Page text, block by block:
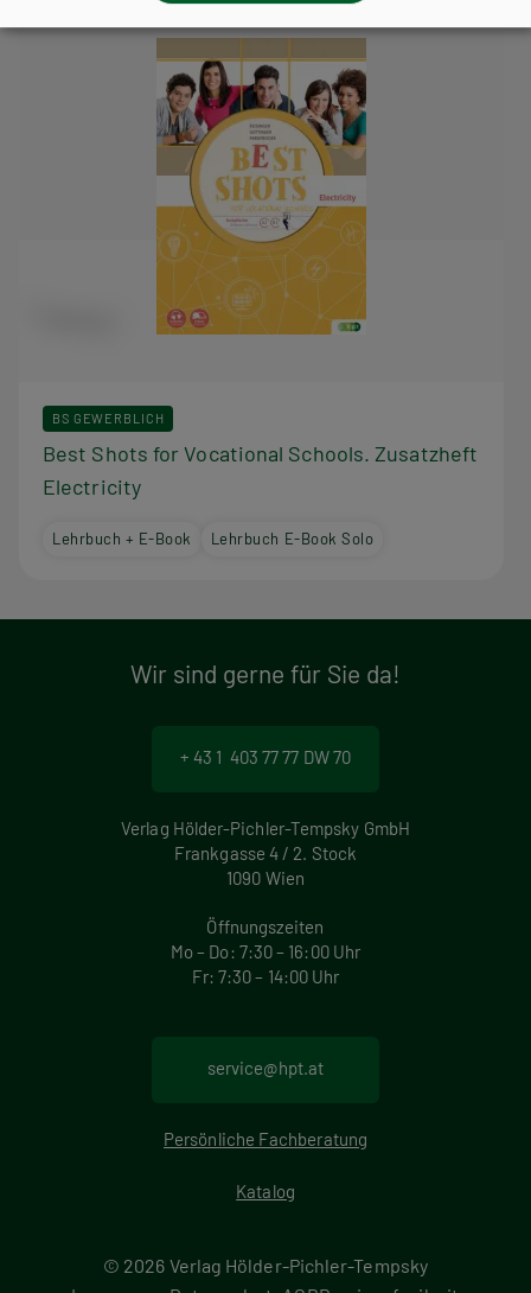
BS GEWERBLICH
Best Shots for Vocational Schools. Zusatzheft
Electricity
Lehrbuch + E-Book Lehrbuch E-Book Solo
Wir sind gerne für Sie da!
+ 43 1 403 77 77 DW 70
Verlag Hölder-Pichler-Tempsky GmbH
Frankgasse 4 / 2. Stock
1090 Wien
Öffnungszeiten
Mo – Do: 7:30 – 16:00 Uhr
Fr: 7:30 – 14:00 Uhr
service@hpt.at
Persönliche Fachberatung
Katalog
© 2026 Verlag Hölder-Pichler-Tempsky